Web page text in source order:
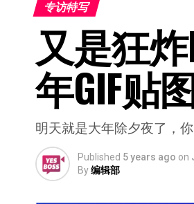
专访特写
又是狂
年GIF贴
明天就是大年除夕夜了，
Published 5 years ago on
By编辑部